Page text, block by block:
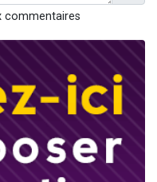
commentaires